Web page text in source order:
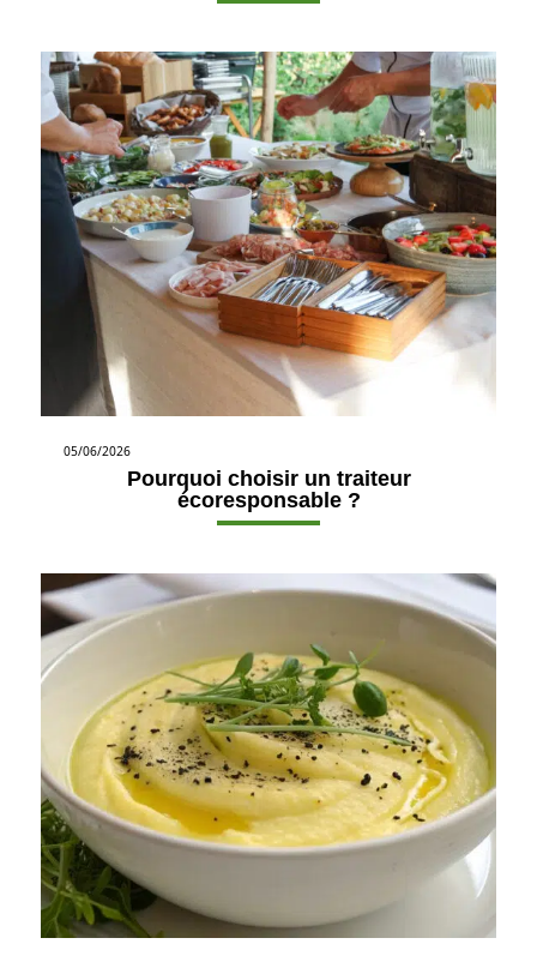
05/06/2026
Pourquoi choisir un traiteur
écoresponsable ?